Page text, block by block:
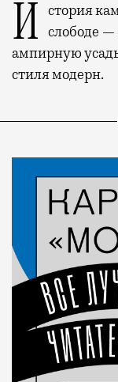
История каменного строения в Мещанской слободе —
ампирную
стиля модерн.